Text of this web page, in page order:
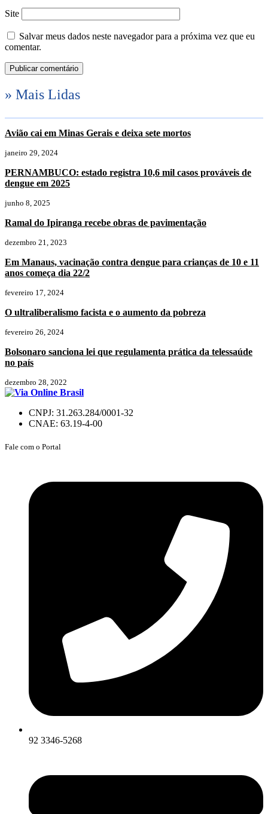
Site
Salvar meus dados neste navegador para a próxima vez que eu
comentar.
» Mais Lidas
Avião cai em Minas Gerais e deixa sete mortos
janeiro 29, 2024
PERNAMBUCO: estado registra 10,6 mil casos prováveis de
dengue em 2025
junho 8, 2025
Ramal do Ipiranga recebe obras de pavimentação
dezembro 21, 2023
Em Manaus, vacinação contra dengue para crianças de 10 e 11
anos começa dia 22/2
fevereiro 17, 2024
O ultraliberalismo facista e o aumento da pobreza
fevereiro 26, 2024
Bolsonaro sanciona lei que regulamenta prática da telessaúde
no país
dezembro 28, 2022
CNPJ: 31.263.284/0001-32
CNAE: 63.19-4-00
Fale com o Portal
92 3346-5268